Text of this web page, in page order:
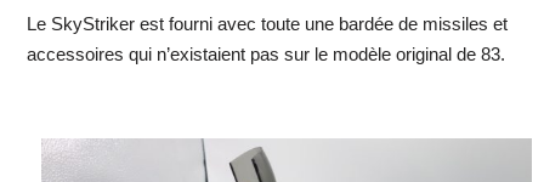
Le SkyStriker est fourni avec toute une bardée de missiles et
accessoires qui n’existaient pas sur le modèle original de 83.